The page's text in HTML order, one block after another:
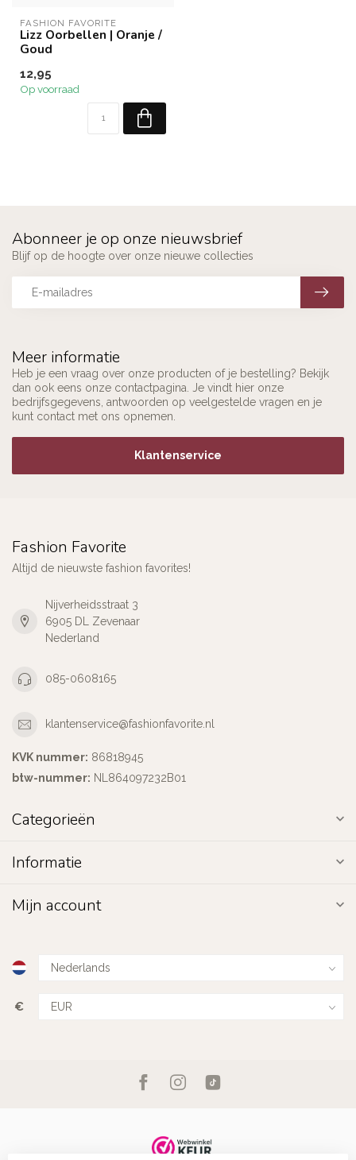
FASHION FAVORITE
Lizz Oorbellen | Oranje /
Goud
12,95
Op voorraad
Meer informatie
Heb je een vraag over onze producten of je bestelling? Bekijk
dan ook eens onze contactpagina. Je vindt hier onze
bedrijfsgegevens, antwoorden op veelgestelde vragen en je
kunt contact met ons opnemen.
Klantenservice
Abonneer je op onze nieuwsbrief
Blijf op de hoogte over onze nieuwe collecties
Fashion Favorite
Altijd de nieuwste fashion favorites!
Nijverheidsstraat 3
6905 DL Zevenaar
Nederland
085-0608165
klantenservice@fashionfavorite.nl
KVK nummer: 86818945
btw-nummer: NL864097232B01
Categorieën
Informatie
Mijn account
€